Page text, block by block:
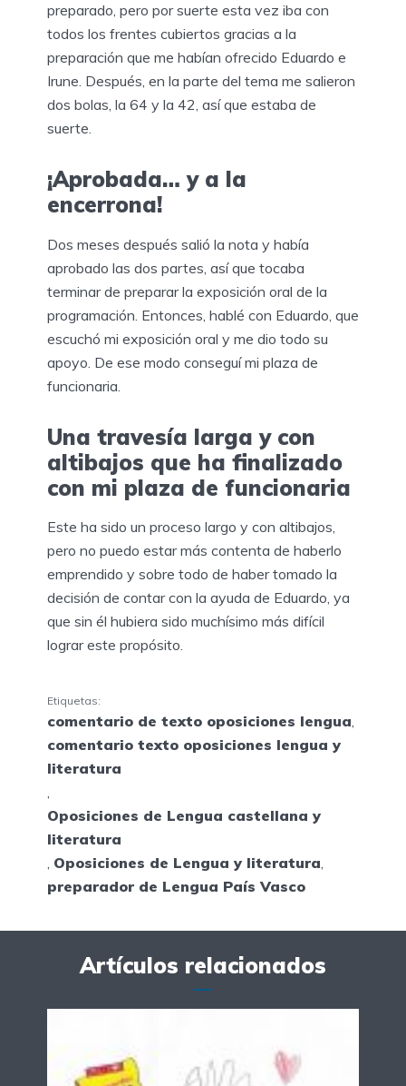
preparado, pero por suerte esta vez iba con
todos los frentes cubiertos gracias a la
preparación que me habían ofrecido Eduardo e
Irune. Después, en la parte del tema me salieron
dos bolas, la 64 y la 42, así que estaba de
suerte.
¡Aprobada… y a la
encerrona!
Dos meses después salió la nota y había
aprobado las dos partes, así que tocaba
terminar de preparar la exposición oral de la
programación. Entonces, hablé con Eduardo, que
escuchó mi exposición oral y me dio todo su
apoyo. De ese modo conseguí mi plaza de
funcionaria.
Una travesía larga y con
altibajos que ha finalizado
con mi plaza de funcionaria
Este ha sido un proceso largo y con altibajos,
pero no puedo estar más contenta de haberlo
emprendido y sobre todo de haber tomado la
decisión de contar con la ayuda de Eduardo, ya
que sin él hubiera sido muchísimo más difícil
lograr este propósito.
Etiquetas:
comentario de texto oposiciones lengua
comentario texto oposiciones lengua y
literatura
Oposiciones de Lengua castellana y
literatura
Oposiciones de Lengua y literatura
preparador de Lengua País Vasco
Artículos relacionados